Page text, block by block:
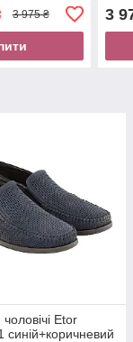
3 975 ₴ 3
Etor
синій+коричневий